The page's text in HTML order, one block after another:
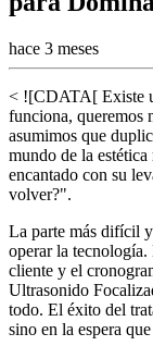
hace 3 meses
< ![CDATA[ Existe
funciona, queremos
asumimos que
mundo de la
encantado con su
volver?".
La parte más difícil
operar la tecnología.
cliente y el
Ultrasonido
todo. El éxito del
sino en la espera